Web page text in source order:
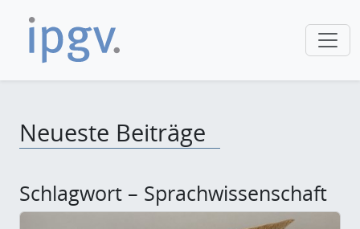
Neueste Beiträge
Schlagwort – Sprachwissenschaft